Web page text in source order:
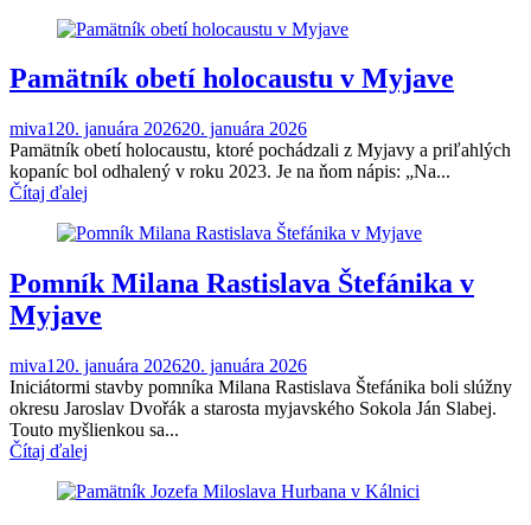
Pamätník obetí holocaustu v Myjave
miva1 20. januára 202620. januára 2026
Pamätník obetí holocaustu, ktoré pochádzali z Myjavy a priľahlých
kopaníc bol odhalený v roku 2023. Je na ňom nápis: „Na...
Čítaj ďalej
Pomník Milana Rastislava Štefánika v
Myjave
miva1 20. januára 202620. januára 2026
Iniciátormi stavby pomníka Milana Rastislava Štefánika boli slúžny
okresu Jaroslav Dvořák a starosta myjavského Sokola Ján Slabej.
Touto myšlienkou sa...
Čítaj ďalej